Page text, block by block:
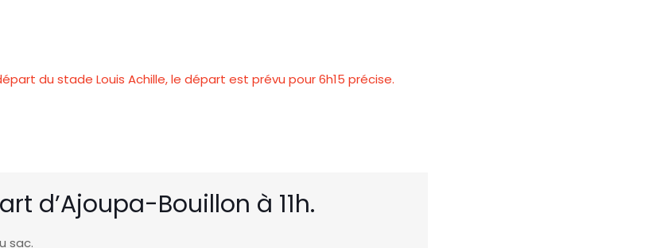
du stade Louis Achille, le départ est prévu pour 6h15 précise.
d’Ajoupa-Bouillon à 11h.
sac.